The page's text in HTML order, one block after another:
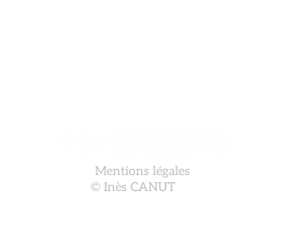
Mentions légales
© Inès CANUT